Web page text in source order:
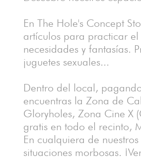
En The Hole's Concept
artículos para practicar
necesidades y fantasías.
juguetes sexuales...
Dentro del local,
encuentras la Zona de
Gloryholes, Zona Cine X
gratis en todo el recinto,
En cualquiera de
situaciones morbosas.